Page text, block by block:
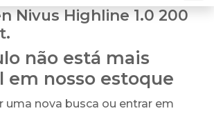
Nivus Highline 1.0 200
não está mais
em nosso estoque
uma nova busca ou entrar em